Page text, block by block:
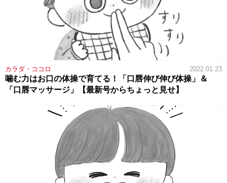
カラダ・ココロ 2022.01.23
噛む力はお口の体操で育てる！「口唇伸び伸び体操」＆
「口唇マッサージ」【最新号からちょっと見せ】